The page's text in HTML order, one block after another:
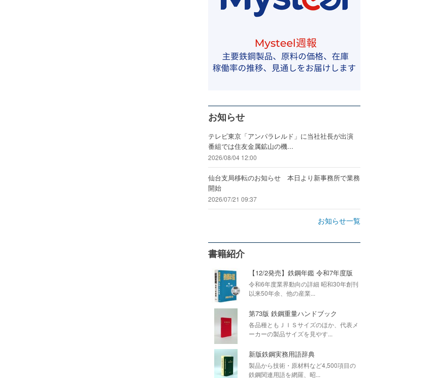
お知らせ
テレビ東京「アンパラレルド」に当社社長が出演
番組では住友金属鉱山の機...
2026/08/04 12:00
仙台支局移転のお知らせ 本日より新事務所で業務
開始
2026/07/21 09:37
お知らせ一覧
書籍紹介
【12/2発売】鉄鋼年鑑 令和7年度版
令和6年度業界動向の詳細 昭和30年創刊
以来50年余、他の産業...
第73版 鉄鋼重量ハンドブック
各品種ともＪＩＳサイズのほか、代表メ
ーカーの製品サイズを見やす...
新版鉄鋼実務用語辞典
製品から技術・原材料など4,500項目の
鉄鋼関連用語を網羅、昭...